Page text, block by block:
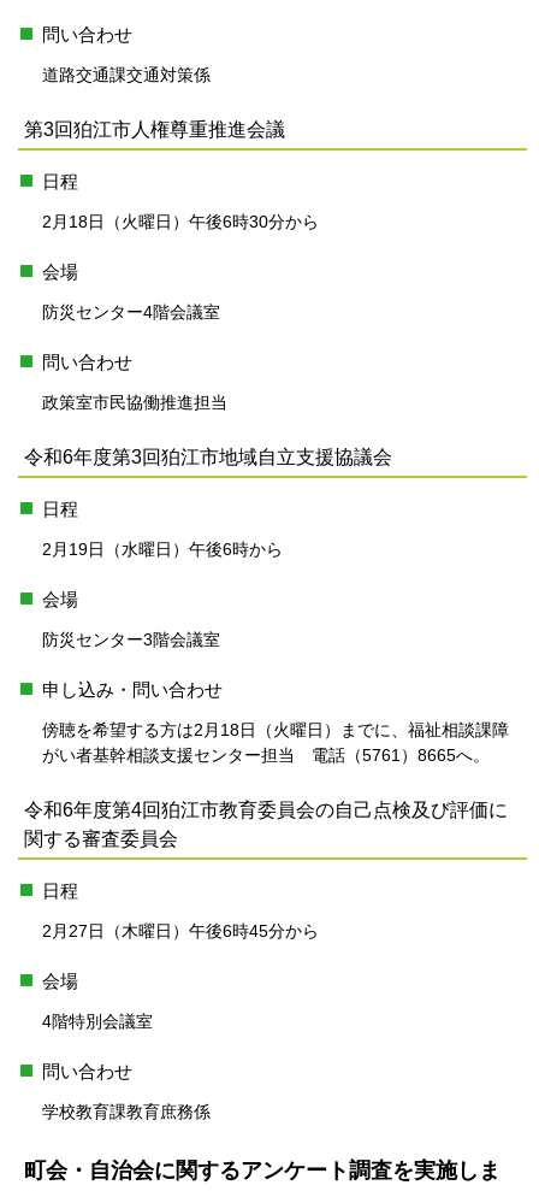
問い合わせ
道路交通課交通対策係
第3回狛江市人権尊重推進会議
日程
2月18日（火曜日）午後6時30分から
会場
防災センター4階会議室
問い合わせ
政策室市民協働推進担当
令和6年度第3回狛江市地域自立支援協議会
日程
2月19日（水曜日）午後6時から
会場
防災センター3階会議室
申し込み・問い合わせ
傍聴を希望する方は2月18日（火曜日）までに、福祉相談課障
がい者基幹相談支援センター担当 電話（5761）8665へ。
令和6年度第4回狛江市教育委員会の自己点検及び評価に
関する審査委員会
日程
2月27日（木曜日）午後6時45分から
会場
4階特別会議室
問い合わせ
学校教育課教育庶務係
町会・自治会に関するアンケート調査を実施しま